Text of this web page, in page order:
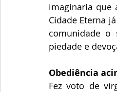
imaginaria que
Cidade Eterna
comunidade o
piedade e
Obediência
Fez voto de